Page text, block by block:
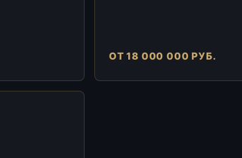
ОТ 18 000 000 РУБ.